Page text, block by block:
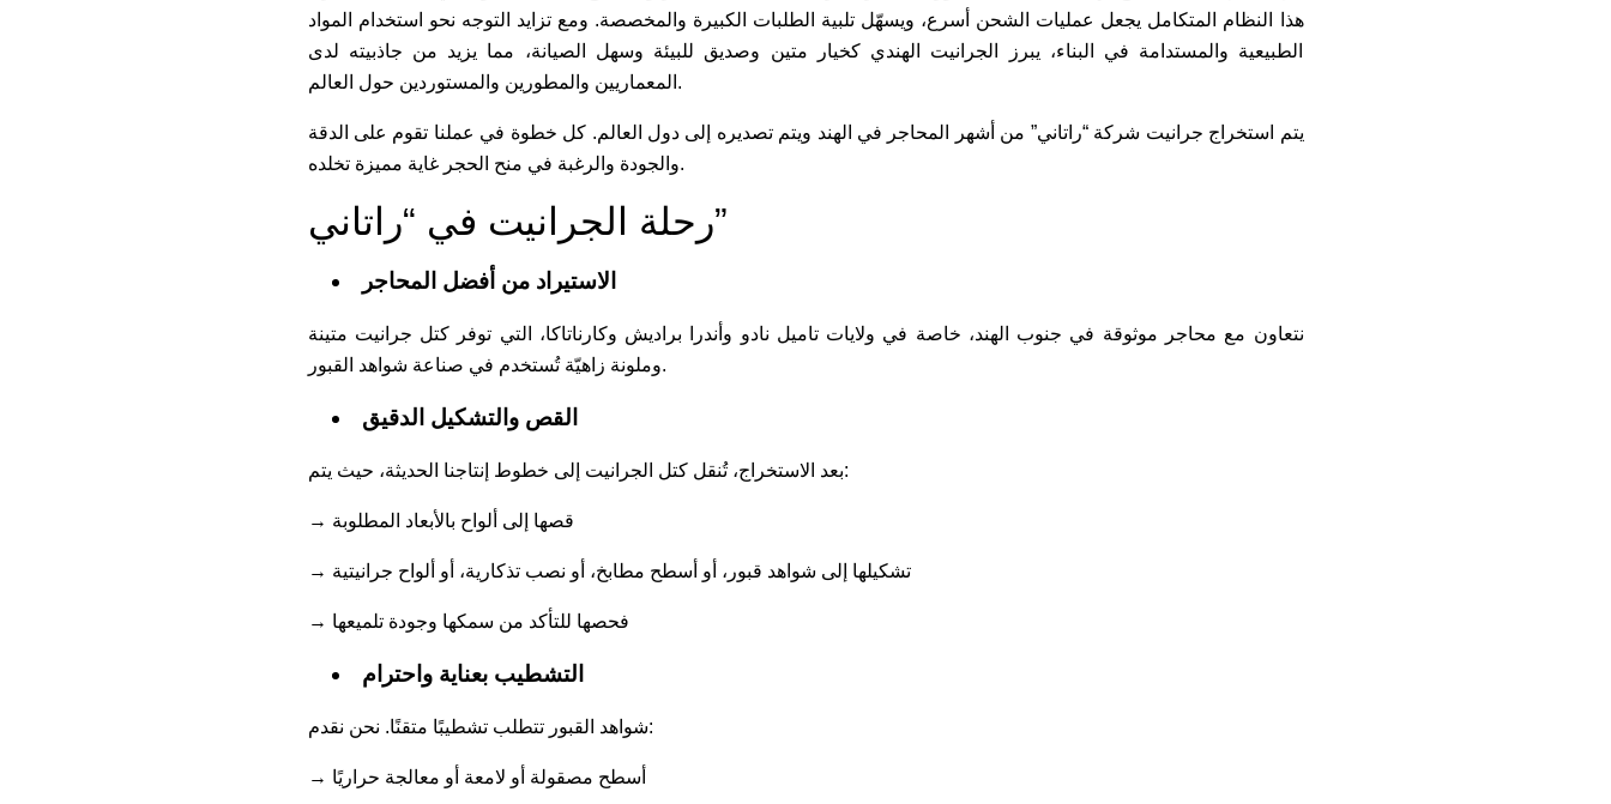
هذا النظام المتكامل يجعل عمليات الشحن أسرع، ويسهّل تلبية الطلبات الكبيرة والمخصصة. ومع تزايد التوجه نحو استخدام المواد
الطبيعية والمستدامة في البناء، يبرز الجرانيت الهندي كخيار متين وصديق للبيئة وسهل الصيانة، مما يزيد من جاذبيته لدى
المعماريين والمطورين والمستوردين حول العالم.
يتم استخراج جرانيت شركة “راتاني” من أشهر المحاجر في الهند ويتم تصديره إلى دول العالم. كل خطوة في عملنا تقوم على الدقة
والجودة والرغبة في منح الحجر غاية مميزة تخلده.
رحلة الجرانيت في “راتاني”
الاستيراد من أفضل المحاجر
نتعاون مع محاجر موثوقة في جنوب الهند، خاصة في ولايات تاميل نادو وأندرا براديش وكارناتاكا، التي توفر كتل جرانيت متينة
وملونة زاهيّة تُستخدم في صناعة شواهد القبور.
القص والتشكيل الدقيق
بعد الاستخراج، تُنقل كتل الجرانيت إلى خطوط إنتاجنا الحديثة، حيث يتم:
→ قصها إلى ألواح بالأبعاد المطلوبة
→ تشكيلها إلى شواهد قبور، أو أسطح مطابخ، أو نصب تذكارية، أو ألواح جرانيتية
→ فحصها للتأكد من سمكها وجودة تلميعها
التشطيب بعناية واحترام
شواهد القبور تتطلب تشطيبًا متقنًا. نحن نقدم:
→ أسطح مصقولة أو لامعة أو معالجة حراريًا